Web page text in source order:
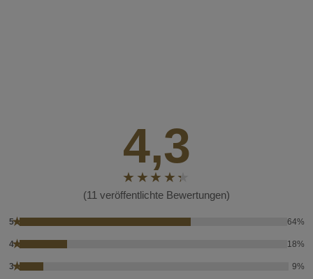
4,3
(11 veröffentlichte Bewertungen)
5★ 64%
4★ 18%
3★ 9%